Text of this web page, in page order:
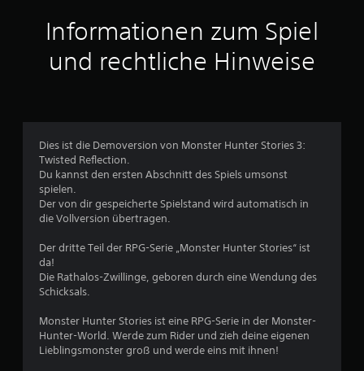
t
t
c
e
e
Informationen zum Spiel
und rechtliche Hinweise
Dies ist die Demoversion von Monster Hunter Stories 3:
Twisted Reflection.
Du kannst den ersten Abschnitt des Spiels umsonst
spielen.
Der von dir gespeicherte Spielstand wird automatisch in
die Vollversion übertragen.
Der dritte Teil der RPG-Serie „Monster Hunter Stories“ ist
da!
Die Rathalos-Zwillinge, geboren durch eine Wendung des
Schicksals.
Monster Hunter Stories ist eine RPG-Serie in der Monster-
Hunter-World. Werde zum Rider und zieh deine eigenen
Lieblingsmonster groß und werde eins mit ihnen!